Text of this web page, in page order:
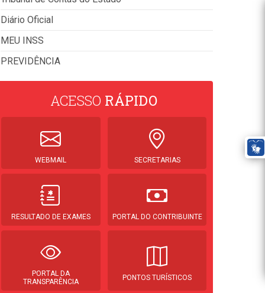
Diário Oficial
MEU INSS
PREVIDÊNCIA
ACESSO RÁPIDO
WEBMAIL SECRETARIAS
RESULTADO DE EXAMES PORTAL DO CONTRIBUINTE
PORTAL DA
TRANSPARÊNCIA
PONTOS TURÍSTICOS